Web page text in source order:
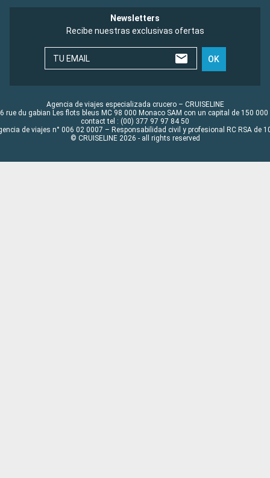
Newsletters
Recibe nuestras exclusivas ofertas
TU EMAIL OK
Agencia de viajes especializada crucero – CRUISELINE
rue du gabian Les flots bleus MC 98 000 Monaco SAM con un capital de 150 000
contact tel : (00) 377 97 97 84 50
de viajes n° 006 02 0007 – Responsabilidad civil y profesional RC RSA de
© CRUISELINE 2026 - all rights reserved